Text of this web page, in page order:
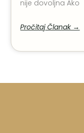
nije dovoljna Ako
Pročitaj Članak →